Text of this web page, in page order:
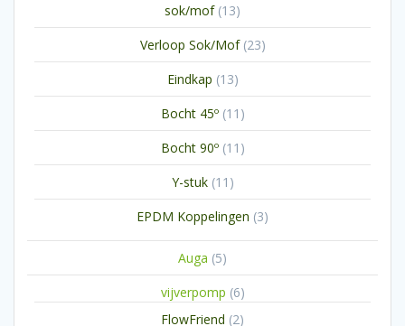
sok/mof 1313
producten
Verloop Sok/Mof 2323
producten
Eindkap 1313
producten
Bocht 45º 11 11
producten
Bocht 90º 11 11
producten
Y-stuk 11 11
producten
EPDM Koppelingen 33
Auga 55
producten
vijverpomp 66
FlowFriend 22